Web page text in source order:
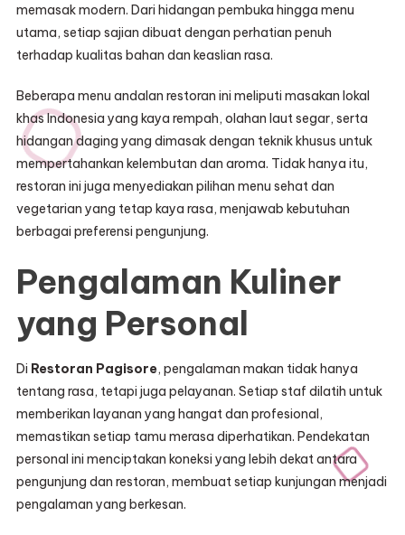
memasak modern. Dari hidangan pembuka hingga menu
utama, setiap sajian dibuat dengan perhatian penuh
terhadap kualitas bahan dan keaslian rasa.
Beberapa menu andalan restoran ini meliputi masakan lokal
khas Indonesia yang kaya rempah, olahan laut segar, serta
hidangan daging yang dimasak dengan teknik khusus untuk
mempertahankan kelembutan dan aroma. Tidak hanya itu,
restoran ini juga menyediakan pilihan menu sehat dan
vegetarian yang tetap kaya rasa, menjawab kebutuhan
berbagai preferensi pengunjung.
Pengalaman Kuliner
yang Personal
Di Restoran Pagisore, pengalaman makan tidak hanya
tentang rasa, tetapi juga pelayanan. Setiap staf dilatih untuk
memberikan layanan yang hangat dan profesional,
memastikan setiap tamu merasa diperhatikan. Pendekatan
personal ini menciptakan koneksi yang lebih dekat antara
pengunjung dan restoran, membuat setiap kunjungan menjadi
pengalaman yang berkesan.